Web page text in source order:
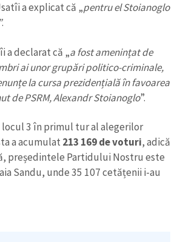
a explicat că „pentru el Stoianoglo
.
a declarat că „a fost amenințat de
ai unor grupări politico-criminale,
la cursa prezidențială în favoarea
de PSRM, Alexandr Stoianoglo”.
locul 3 în primul tur al alegerilor
a acumulat 213 169 de voturi, adică
președintele Partidului Nostru este
Sandu, unde 35 107 cetățenii i-au